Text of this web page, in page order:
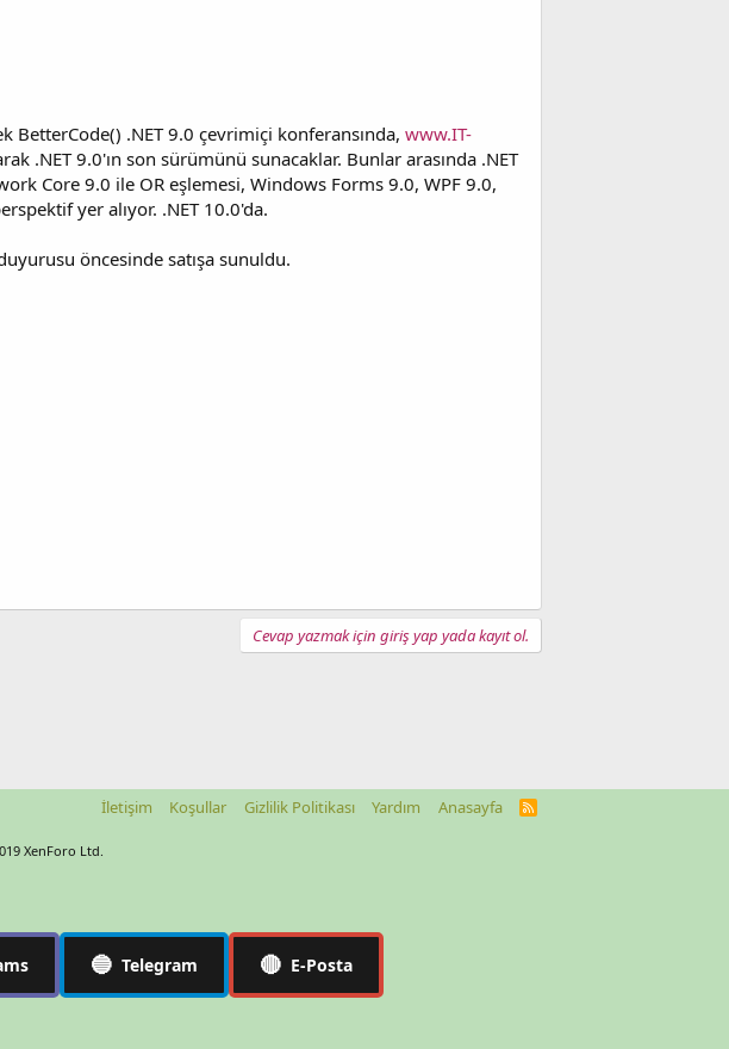
BetterCode() .NET 9.0 çevrimiçi konferansında, www.IT-
.NET 9.0'ın son sürümünü sunacaklar. Bunlar arasında .NET
Core 9.0 ile OR eşlemesi, Windows Forms 9.0, WPF 9.0,
yer alıyor. .NET 10.0'da.
öncesinde satışa sunuldu.
Cevap yazmak için giriş yap yada kayıt ol.
İletişim Koşullar Gizlilik Politikası Yardım Anasayfa
R
XenForo Ltd.
🔵 Telegram 🔴 E-Posta